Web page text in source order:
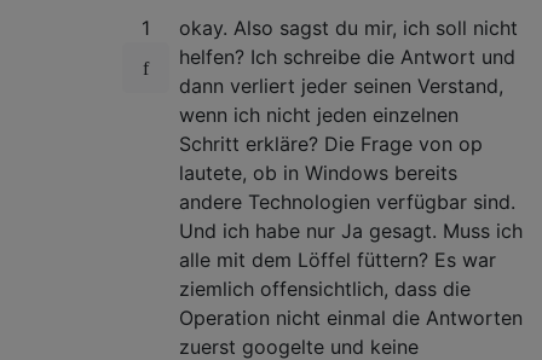
1
okay. Also sagst du mir, ich soll nicht
helfen? Ich schreibe die Antwort und
dann verliert jeder seinen Verstand,
wenn ich nicht jeden einzelnen
Schritt erkläre? Die Frage von op
lautete, ob in Windows bereits
andere Technologien verfügbar sind.
Und ich habe nur Ja gesagt. Muss ich
alle mit dem Löffel füttern? Es war
ziemlich offensichtlich, dass die
Operation nicht einmal die Antworten
zuerst googelte und keine